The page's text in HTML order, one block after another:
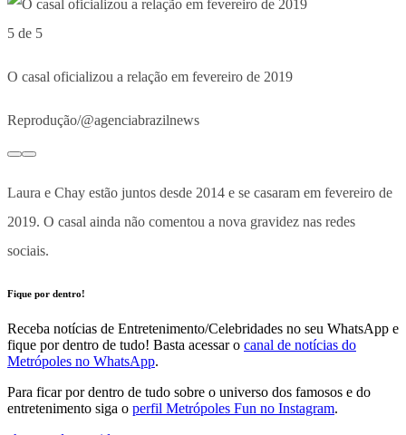
5 de 5
O casal oficializou a relação em fevereiro de 2019
Reprodução/@agenciabrazilnews
Laura e Chay estão juntos desde 2014 e se casaram em fevereiro de
2019. O casal ainda não comentou a nova gravidez nas redes
sociais.
Fique por dentro!
Receba notícias de Entretenimento/Celebridades no seu WhatsApp e
fique por dentro de tudo! Basta acessar o canal de notícias do
Metrópoles no WhatsApp.
Para ficar por dentro de tudo sobre o universo dos famosos e do
entretenimento siga o perfil Metrópoles Fun no Instagram.